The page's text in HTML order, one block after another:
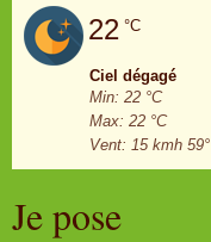
22 °C
Ciel dégagé
Min: 22 °C
Max: 22 °C
Vent: 15 kmh 59°
Je pose